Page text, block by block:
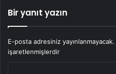
Bir yanıt yazın
E-posta adresiniz yayınlanmayacak.
işaretlenmişlerdir